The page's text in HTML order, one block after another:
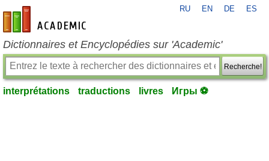
fr-academic.com
RU EN DE ES
Dictionnaires et Encyclopédies sur 'Academic'
Recherche!
interprétations traductions livres Игры ⚽